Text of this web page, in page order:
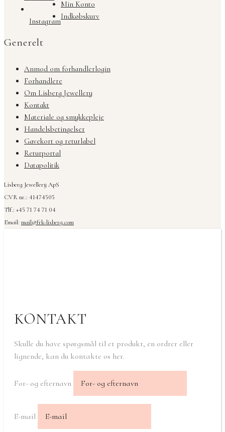
Instagram
Min Konto
Indkøbskurv
Generelt
Anmod om forhandlerlogin
Forhandlere
Om Lisberg Jewellery
Kontakt
Materiale og smykkepleje
Handelsbetingelser
Gavekort og returlabel
Returportal
Datapolitik
Lisberg Jewellery ApS
CVR nr.: 41474505
Tlf.: +45 71 74 71 04
Email: mail@frk-lisberg.com
KONTAKT
Skulle du have spørgsmål til et produkt, en ordrer eller
lignende, kan du kontakte os her.
For- og efternavn
E-mail